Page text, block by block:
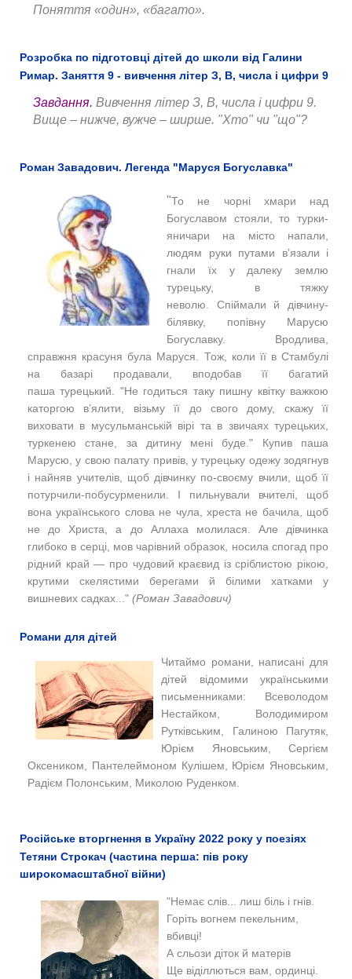
Поняття «один», «багато».
Розробка по підготовці дітей до школи від Галини
Римар. Заняття 9 - вивчення літер З, В, числа і цифри 9
Завдання. Вивчення літер З, В, числа і цифри 9.
Вище – нижче, вужче – ширше. "Хто" чи "що"?
Роман Завадович. Легенда "Маруся Богуславка"
"То не чорні хмари над
Богуславом стояли, то турки-
яничари на місто напали,
людям руки путами в’язали і
гнали їх у далеку землю
турецьку, в тяжку
неволю. Спіймали й дівчину-
білявку, попівну Марусю
Богуславку. Вродлива,
справжня красуня була Маруся. Тож, коли її в Стамбулі
на базарі продавали, вподобав її багатий
паша турецький. "Не годиться таку пишну квітку важкою
каторгою в’ялити, візьму її до свого дому, скажу її
виховати в мусульманській вірі та в звичаях турецьких,
туркенею стане, за дитину мені буде." Купив паша
Марусю, у свою палату привів, у турецьку одежу зодягнув
і найняв учителів, щоб дівчинку по-своєму вчили, щоб її
потурчили-побусурменили. І пильнували вчителі, щоб
вона українського слова не чула, хреста не бачила, щоб
не до Христа, а до Аллаха молилася. Але дівчинка
глибоко в серці, мов чарівний образок, носила спогад про
рідний край — про чудовий краєвид із сріблистою рікою,
крутими скелястими берегами й білими хатками у
вишневих садках..." (Роман Завадович)
Романи для дітей
Читаймо романи, написані для
дітей відомими українськими
письменниками: Всеволодом
Нестайком, Володимиром
Рутківським, Галиною Пагутяк,
Юрієм Яновським, Сергієм
Оксеником, Пантелеймоном Кулішем, Юрієм Яновським,
Радієм Полонським, Миколою Руденком.
Російське вторгнення в Україну 2022 року у поезіях
Тетяни Строкач (частина перша: пів року
широкомасштабної війни)
"Немає слів... лиш біль і гнів.
Горіть вогнем пекельним,
вбивці!
А сльози діток й матерів
Ще віділлються вам, ординці.